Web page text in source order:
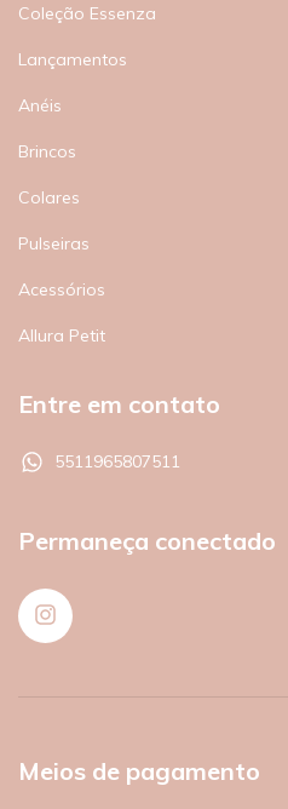
Coleção Essenza
Lançamentos
Anéis
Brincos
Colares
Pulseiras
Acessórios
Allura Petit
Entre em contato
5511965807511
Permaneça conectado
Meios de pagamento